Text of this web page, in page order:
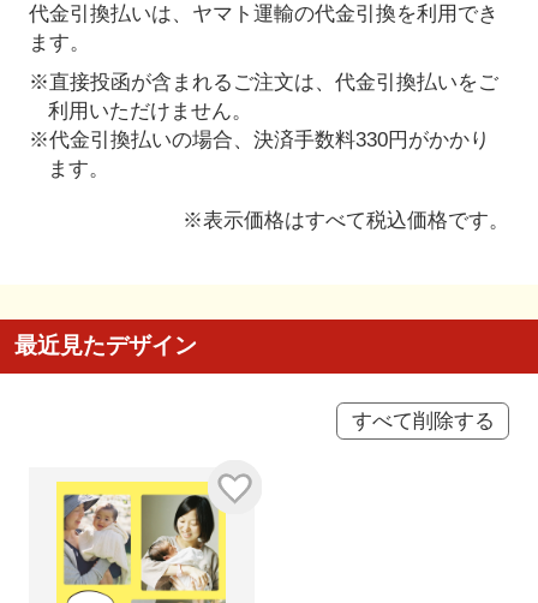
代金引換払いは、ヤマト運輸の代金引換を利用でき
ます。
※直接投函が含まれるご注文は、代金引換払いをご
利用いただけません。
※代金引換払いの場合、決済手数料330円がかかり
ます。
※表示価格はすべて税込価格です。
最近見たデザイン
すべて削除する